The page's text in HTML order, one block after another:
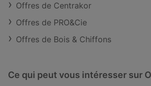
Offres de Centrakor
Offres de PRO&Cie
Offres de Bois & Chiffons
Ce qui peut vous intéresser sur